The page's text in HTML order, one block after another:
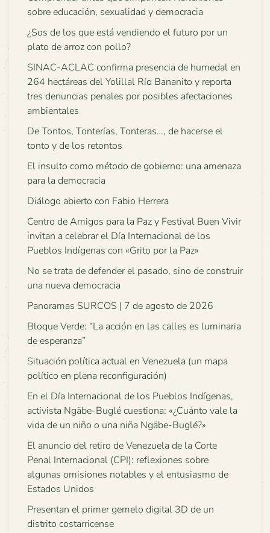
sobre educación, sexualidad y democracia
¿Sos de los que está vendiendo el futuro por un
plato de arroz con pollo?
SINAC-ACLAC confirma presencia de humedal en
264 hectáreas del Yolillal Río Bananito y reporta
tres denuncias penales por posibles afectaciones
ambientales
De Tontos, Tonterías, Tonteras…, de hacerse el
tonto y de los retontos
El insulto como método de gobierno: una amenaza
para la democracia
Diálogo abierto con Fabio Herrera
Centro de Amigos para la Paz y Festival Buen Vivir
invitan a celebrar el Día Internacional de los
Pueblos Indígenas con «Grito por la Paz»
No se trata de defender el pasado, sino de construir
una nueva democracia
Panoramas SURCOS | 7 de agosto de 2026
Bloque Verde: “La acción en las calles es luminaria
de esperanza”
Situación política actual en Venezuela (un mapa
político en plena reconfiguración)
En el Día Internacional de los Pueblos Indígenas,
activista Ngäbe-Buglé cuestiona: «¿Cuánto vale la
vida de un niño o una niña Ngäbe-Buglé?»
El anuncio del retiro de Venezuela de la Corte
Penal Internacional (CPI): reflexiones sobre
algunas omisiones notables y el entusiasmo de
Estados Unidos
Presentan el primer gemelo digital 3D de un
distrito costarricense